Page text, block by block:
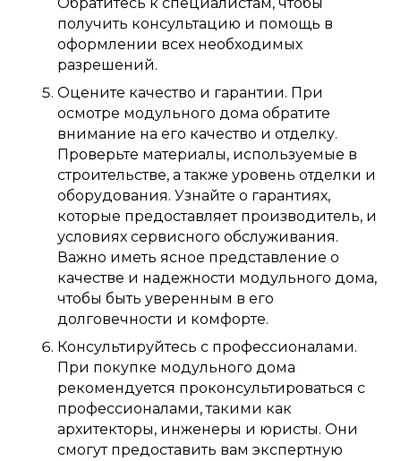
получить консультацию и помощь в
оформлении всех необходимых
разрешений.
Оцените качество и гарантии. При
осмотре модульного дома обратите
внимание на его качество и отделку.
Проверьте материалы, используемые в
строительстве, а также уровень отделки и
оборудования. Узнайте о гарантиях,
которые предоставляет производитель, и
условиях сервисного обслуживания.
Важно иметь ясное представление о
качестве и надежности модульного дома,
чтобы быть уверенным в его
долговечности и комфорте.
Консультируйтесь с профессионалами.
При покупке модульного дома
рекомендуется проконсультироваться с
профессионалами, такими как
архитекторы, инженеры и юристы. Они
смогут предоставить вам экспертную